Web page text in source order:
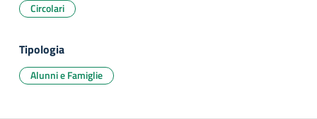
Circolari
Tipologia
Alunni e Famiglie